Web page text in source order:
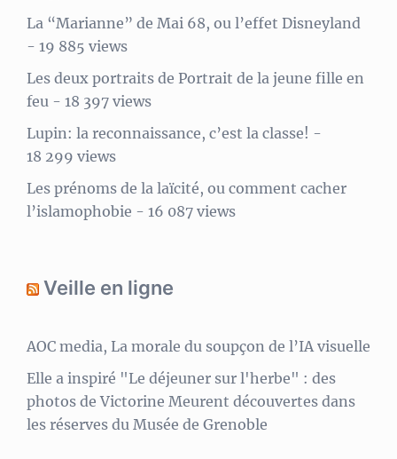
La “Marianne” de Mai 68, ou l’effet Disneyland
- 19 885 views
Les deux portraits de Portrait de la jeune fille en
feu - 18 397 views
Lupin: la reconnaissance, c’est la classe! -
18 299 views
Les prénoms de la laïcité, ou comment cacher
l’islamophobie - 16 087 views
Veille en ligne
AOC media, La morale du soupçon de l’IA visuelle
Elle a inspiré "Le déjeuner sur l'herbe" : des
photos de Victorine Meurent découvertes dans
les réserves du Musée de Grenoble